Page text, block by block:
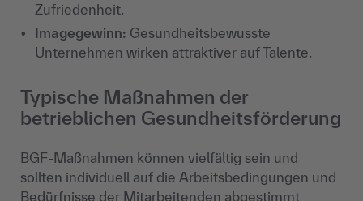
Zufriedenheit.
Imagegewinn: Gesundheitsbewusste
Unternehmen wirken attraktiver auf Talente.
Typische Maßnahmen der
betrieblichen Gesundheitsförderung
BGF-Maßnahmen können vielfältig sein und
sollten individuell auf die Arbeitsbedingungen und
Bedürfnisse der Mitarbeitenden abgestimmt